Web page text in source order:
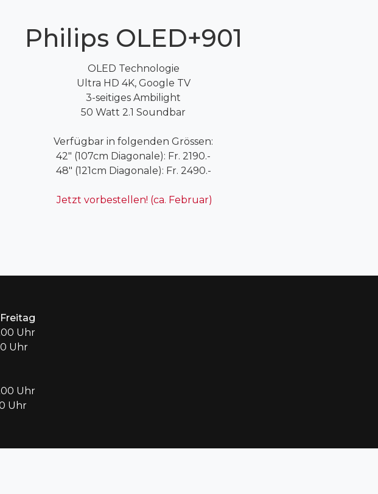
Philips OLED+901
OLED Technologie
Ultra HD 4K, Google TV
3-seitiges Ambilight
50 Watt 2.1 Soundbar
Verfügbar in folgenden Grössen:
42" (107cm Diagonale): Fr. 2190.-
48" (121cm Diagonale): Fr. 2490.-
Jetzt vorbestellen! (ca. Februar)
Uhr
Uhr
Uhr
Uhr